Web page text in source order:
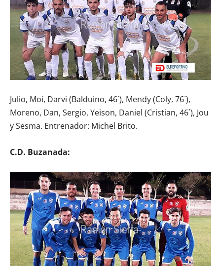
Julio, Moi, Darvi (Balduino, 46´), Mendy (Coly, 76´),
Moreno, Dan, Sergio, Yeison, Daniel (Cristian, 46´), Jou
y Sesma. Entrenador: Michel Brito.
C.D. Buzanada: